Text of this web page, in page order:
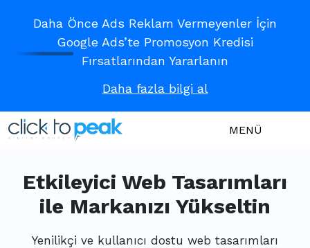
Daha Önce Ads Reklam Vermeyenler İçin
Google Ads’te Promosyon Kredisi
Fırsatlarından Yararlanın
Daha fazla bilgi al
MENÜ
Etkileyici Web Tasarımları
ile Markanızı Yükseltin
Yenilikçi ve kullanıcı dostu web tasarımları